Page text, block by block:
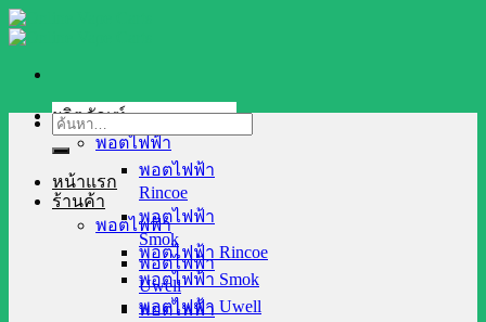
Skip
to
ผลิตภัณฑ์
พอตไฟฟ้า
พอตไฟฟ้า
Rincoe
พอตไฟฟ้า
Smok
พอตไฟฟ้า
Uwell
พอตไฟฟ้า
ค้นหา:
หน้าแรก
ร้านค้า
พอตไฟฟ้า
พอตไฟฟ้า Rincoe
พอตไฟฟ้า Smok
พอตไฟฟ้า Uwell